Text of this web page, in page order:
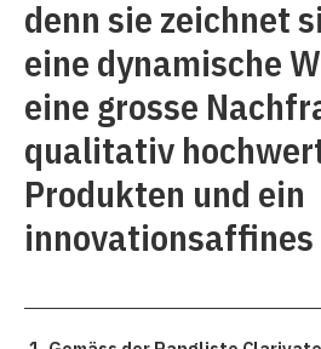
denn sie zeichnet
eine dynamische
eine grosse
qualitativ
Produkten und ein